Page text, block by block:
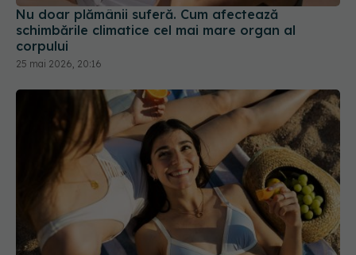
Nu doar plămânii suferă. Cum afectează
schimbările climatice cel mai mare organ al
corpului
25 mai 2026, 20:16